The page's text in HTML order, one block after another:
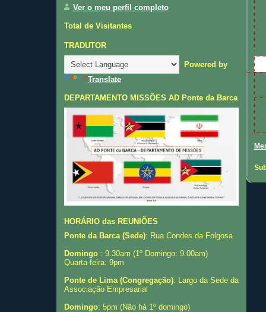
Ver o meu perfil completo
Total de Visitantes
TRADUTOR
Powered by
Translate
DEPARTAMENTO MISSÕES AD Ponte da Barca
HORÁRIO das REUNIÕES
Ponte da Barca (Sede): Rua Condes da Folgosa
Domingo: 9.30am (1º Domingo: 9.00am)
Quarta-feira: 9pm
Ponte de Lima (Congregação): Largo da Sede da
Associação Empresarial
Domingo: 5pm (Não há 1º domingo)